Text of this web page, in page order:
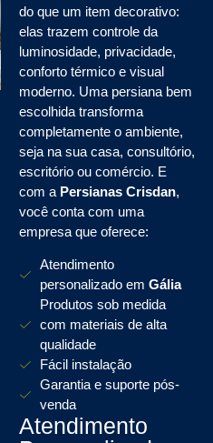
do que um item decorativo:
elas trazem controle da
luminosidade, privacidade,
conforto térmico e visual
moderno. Uma persiana bem
escolhida transforma
completamente o ambiente,
seja na sua casa, consultório,
escritório ou comércio. E
com a Persianas Crisdan,
você conta com uma
empresa que oferece:
Atendimento
personalizado em Gália
Produtos sob medida
com materiais de alta
qualidade
Fácil instalação
Garantia e suporte pós-
venda
Atendimento